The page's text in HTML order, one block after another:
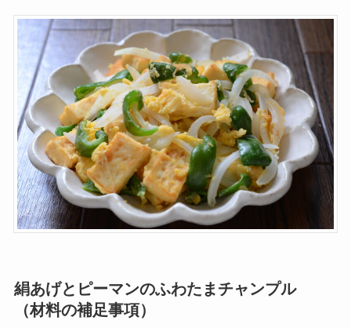
絹あげとピーマンのふわたまチャンプル
（材料の補足事項）